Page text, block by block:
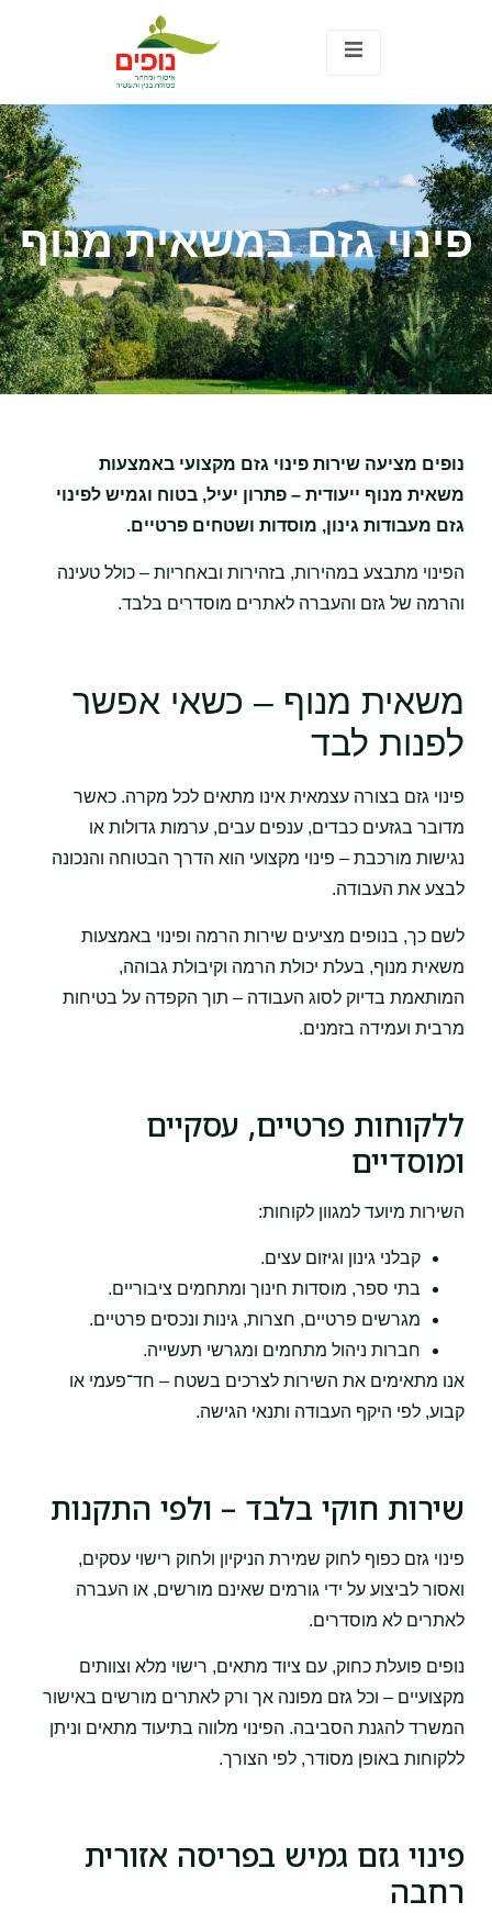
פינוי גזם במשאית מנוף
נופים מציעה שירות פינוי גזם מקצועי באמצעות
משאית מנוף ייעודית – פתרון יעיל, בטוח וגמיש לפינוי
גזם מעבודות גינון, מוסדות ושטחים פרטיים.
הפינוי מתבצע במהירות, בזהירות ובאחריות – כולל טעינה
והרמה של גזם והעברה לאתרים מוסדרים בלבד.
משאית מנוף – כשאי אפשר
לפנות לבד
פינוי גזם בצורה עצמאית אינו מתאים לכל מקרה. כאשר
מדובר בגזעים כבדים, ענפים עבים, ערמות גדולות או
נגישות מורכבת – פינוי מקצועי הוא הדרך הבטוחה והנכונה
לבצע את העבודה.
לשם כך, בנופים מציעים שירות הרמה ופינוי באמצעות
משאית מנוף, בעלת יכולת הרמה וקיבולת גבוהה,
המותאמת בדיוק לסוג העבודה – תוך הקפדה על בטיחות
מרבית ועמידה בזמנים.
ללקוחות פרטיים, עסקיים
ומוסדיים
השירות מיועד למגוון לקוחות:
קבלני גינון וגיזום עצים.
בתי ספר, מוסדות חינוך ומתחמים ציבוריים.
מגרשים פרטיים, חצרות, גינות ונכסים פרטיים.
חברות ניהול מתחמים ומגרשי תעשייה.
אנו מתאימים את השירות לצרכים בשטח – חד־פעמי או
קבוע, לפי היקף העבודה ותנאי הגישה.
שירות חוקי בלבד – ולפי התקנות
פינוי גזם כפוף לחוק שמירת הניקיון ולחוק רישוי עסקים,
ואסור לביצוע על ידי גורמים שאינם מורשים, או העברה
לאתרים לא מוסדרים.
נופים פועלת כחוק, עם ציוד מתאים, רישוי מלא וצוותים
מקצועיים – וכל גזם מפונה אך ורק לאתרים מורשים באישור
המשרד להגנת הסביבה. הפינוי מלווה בתיעוד מתאים וניתן
ללקוחות באופן מסודר, לפי הצורך.
פינוי גזם גמיש בפריסה אזורית
רחבה